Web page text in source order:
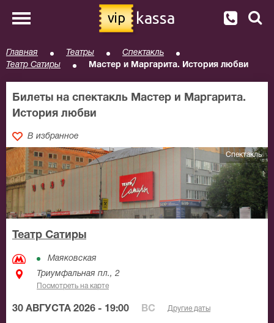
vip kassa
Главная Театры
Спектакль
Театр Сатиры
Мастер и Маргарита. История любви
Билеты на спектакль Мастер и Маргарита.
История любви
В избранное
Спектакль
Театр Сатиры
Маяковская
Триумфальная пл., 2
Посмотреть на карте
30 АВГУСТА 2026 - 19:00 ВС Другие даты